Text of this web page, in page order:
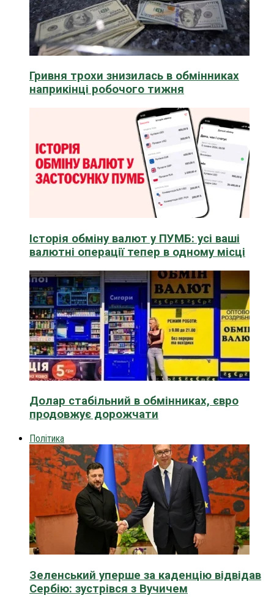
Гривня трохи знизилась в обмінниках
наприкінці робочого тижня
Історія обміну валют у ПУМБ: усі ваші
валютні операції тепер в одному місці
Долар стабільний в обмінниках, євро
продовжує дорожчати
Політика
Зеленський уперше за каденцію відвідав
Сербію: зустрівся з Вучичем